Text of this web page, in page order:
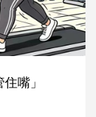
嘴」